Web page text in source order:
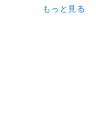
もっと見る